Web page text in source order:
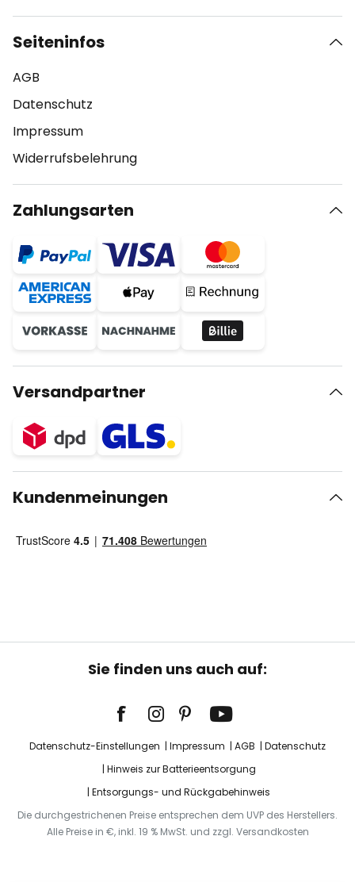
Seiteninfos
AGB
Datenschutz
Impressum
Widerrufsbelehrung
Zahlungsarten
Versandpartner
Kundenmeinungen
Sie finden uns auch auf:
Datenschutz-Einstellungen Impressum AGB
Datenschutz
Hinweis zur Batterieentsorgung
Entsorgungs- und Rückgabehinweis
Die durchgestrichenen Preise entsprechen dem UVP des Herstellers.
Alle Preise in €, inkl. 19 % MwSt. und zzgl. Versandkosten